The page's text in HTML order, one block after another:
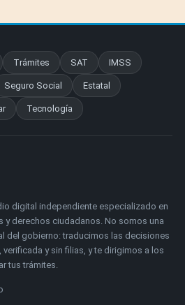
Trámites SAT IMSS
Seguro Social Estatal
Tecnología
digital independiente especializado en
y derechos ciudadanos. No somos una
del gobierno: traducimos las decisiones
y sin filias, y te dirigimos a los
tus trámites.